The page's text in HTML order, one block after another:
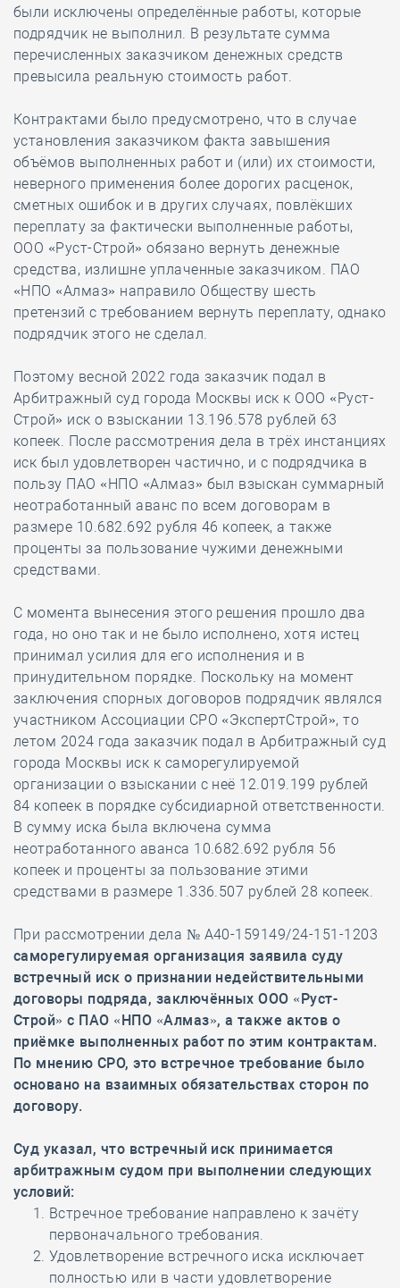
были исключены определённые работы, которые
подрядчик не выполнил. В результате сумма
перечисленных заказчиком денежных средств
превысила реальную стоимость работ.
Контрактами было предусмотрено, что в случае
установления заказчиком факта завышения
объёмов выполненных работ и (или) их стоимости,
неверного применения более дорогих расценок,
сметных ошибок и в других случаях, повлёкших
переплату за фактически выполненные работы,
ООО «Руст-Строй» обязано вернуть денежные
средства, излишне уплаченные заказчиком. ПАО
«НПО «Алмаз» направило Обществу шесть
претензий с требованием вернуть переплату, однако
подрядчик этого не сделал.
Поэтому весной 2022 года заказчик подал в
Арбитражный суд города Москвы иск к ООО «Руст-
Строй» иск о взыскании 13.196.578 рублей 63
копеек. После рассмотрения дела в трёх инстанциях
иск был удовлетворен частично, и с подрядчика в
пользу ПАО «НПО «Алмаз» был взыскан суммарный
неотработанный аванс по всем договорам в
размере 10.682.692 рубля 46 копеек, а также
проценты за пользование чужими денежными
средствами.
С момента вынесения этого решения прошло два
года, но оно так и не было исполнено, хотя истец
принимал усилия для его исполнения и в
принудительном порядке. Поскольку на момент
заключения спорных договоров подрядчик являлся
участником Ассоциации СРО «ЭкспертСтрой», то
летом 2024 года заказчик подал в Арбитражный суд
города Москвы иск к саморегулируемой
организации о взыскании с неё 12.019.199 рублей
84 копеек в порядке субсидиарной ответственности.
В сумму иска была включена сумма
неотработанного аванса 10.682.692 рубля 56
копеек и проценты за пользование этими
средствами в размере 1.336.507 рублей 28 копеек.
При рассмотрении дела № А40-159149/24-151-1203
саморегулируемая организация заявила суду
встречный иск о признании недействительными
договоры подряда, заключённых ООО «Руст-
Строй» с ПАО «НПО «Алмаз», а также актов о
приёмке выполненных работ по этим контрактам.
По мнению СРО, это встречное требование было
основано на взаимных обязательствах сторон по
договору.
Суд указал, что встречный иск принимается
арбитражным судом при выполнении следующих
условий:
Встречное требование направлено к зачёту
первоначального требования.
Удовлетворение встречного иска исключает
полностью или в части удовлетворение